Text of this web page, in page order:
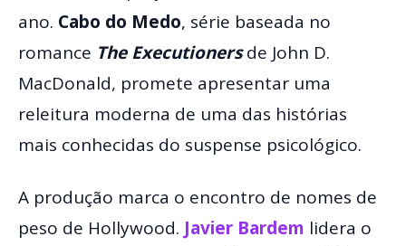
ano. Cabo do Medo, série baseada no
romance The Executionersde John D.
MacDonald, promete apresentar uma
releitura moderna de uma das histórias
mais conhecidas do suspense psicológico.
A produção marca o encontro de nomes de
peso de Hollywood. Javier Bardem lidera o